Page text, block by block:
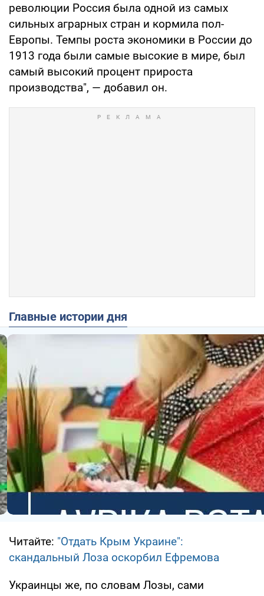
революции Россия была одной из самых
сильных аграрных стран и кормила пол-
Европы. Темпы роста экономики в России до
1913 года были самые высокие в мире, был
самый высокий процент прироста
производства", — добавил он.
Главные истории дня
Читайте: "Отдать Крым Украине":
скандальный Лоза оскорбил Ефремова
Украинцы же, по словам Лозы, сами